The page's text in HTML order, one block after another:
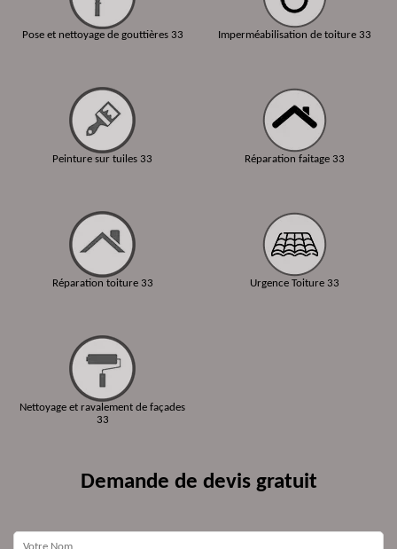
Pose et nettoyage de gouttières 33
Peinture sur tuiles 33
Réparation toiture 33
Nettoyage et ravalement de façades
33
Imperméabilisation de toiture 33
Réparation faitage 33
Urgence Toiture 33
Demande de devis gratuit